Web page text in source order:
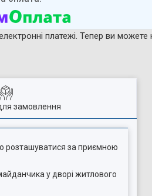
платежі. Тепер ви
замовлення
розташуватися за приємною
у дворі житлового